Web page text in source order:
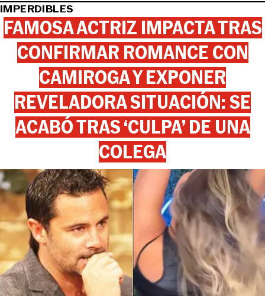
IMPERDIBLES
FAMOSA ACTRIZ IMPACTA TRAS
CONFIRMAR ROMANCE CON
CAMIROGA Y EXPONER
REVELADORA SITUACIÓN: SE
ACABÓ TRAS ‘CULPA’ DE UNA
COLEGA